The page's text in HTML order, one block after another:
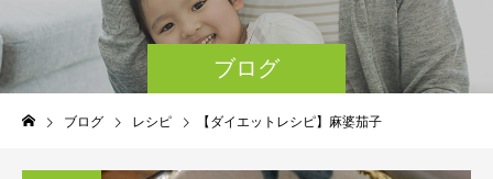
ブログ
ブログ レシピ 【ダイエットレシピ】麻婆茄子